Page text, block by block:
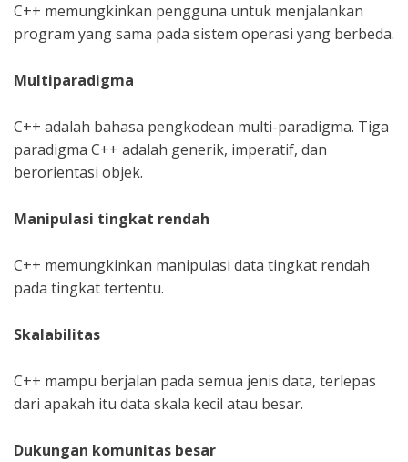
C++ memungkinkan pengguna untuk menjalankan
program yang sama pada sistem operasi yang berbeda.
Multiparadigma
C++ adalah bahasa pengkodean multi-paradigma. Tiga
paradigma C++ adalah generik, imperatif, dan
berorientasi objek.
Manipulasi tingkat rendah
C++ memungkinkan manipulasi data tingkat rendah
pada tingkat tertentu.
Skalabilitas
C++ mampu berjalan pada semua jenis data, terlepas
dari apakah itu data skala kecil atau besar.
Dukungan komunitas besar